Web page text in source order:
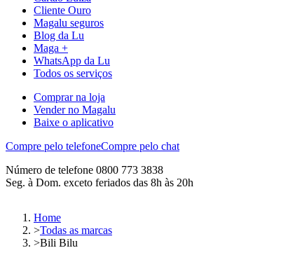
Cliente Ouro
Magalu seguros
Blog da Lu
Maga +
WhatsApp da Lu
Todos os serviços
Comprar na loja
Vender no Magalu
Baixe o aplicativo
Compre pelo telefoneCompre pelo chat
Número de telefone 0800 773 3838
Seg. à Dom. exceto feriados das 8h às 20h
Home
>Todas as marcas
>Bili Bilu